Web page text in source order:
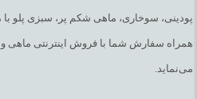
پودینی، سوخاری، ماهی شکم پر، سبزی پلو با
همراه سفارش شما با فروش اینترنتی ماهی و
می‌نماید.